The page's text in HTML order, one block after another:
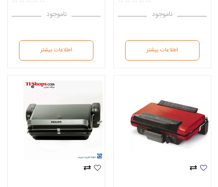
ناموجود
اطلاعات بیشتر
ناموجود
اطلاعات بیشتر